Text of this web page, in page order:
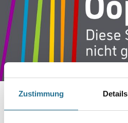
Zustimmung Details